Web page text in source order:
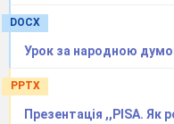
DOCX
Урок за народною
PPTX
Презентація ,,PISA. Як